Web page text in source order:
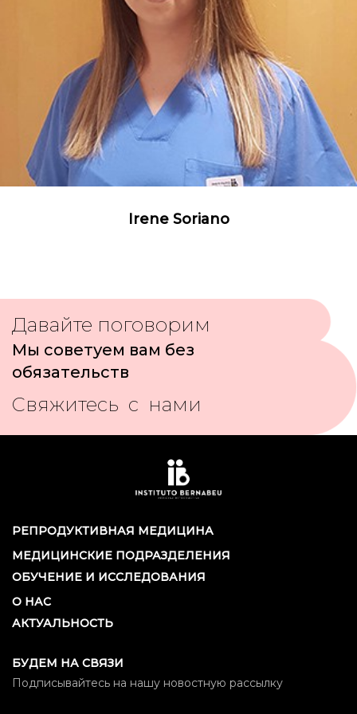
Irene Soriano
Давайте поговорим
Мы советуем вам без
обязательств
Свяжитесь с нами
РЕПРОДУКТИВНАЯ МЕДИЦИНА
МЕДИЦИНСКИЕ ПОДРАЗДЕЛЕНИЯ
ОБУЧЕНИЕ И ИССЛЕДОВАНИЯ
О НАС
АКТУАЛЬНОСТЬ
БУДЕМ НА СВЯЗИ
Подписывайтесь на нашу новостную рассылку